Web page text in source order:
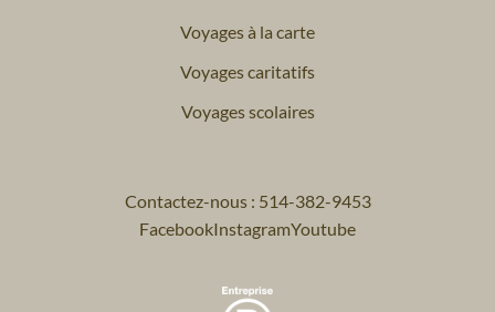
Voyages à la carte
Voyages caritatifs
Voyages scolaires
Contactez-nous : 514-382-9453
FacebookInstagramYoutube